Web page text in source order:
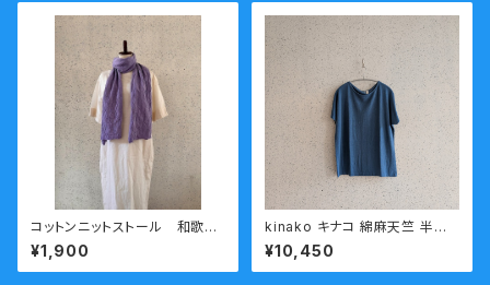
コットンニットストール 和歌山
ニット 日本製 kirippa 青
海波（せいがいは）パープル 送
料無料
¥1,900
kinako キナコ 綿麻天竺 半袖
Tシャツ LCT-HT37 ブル
ー
¥10,450